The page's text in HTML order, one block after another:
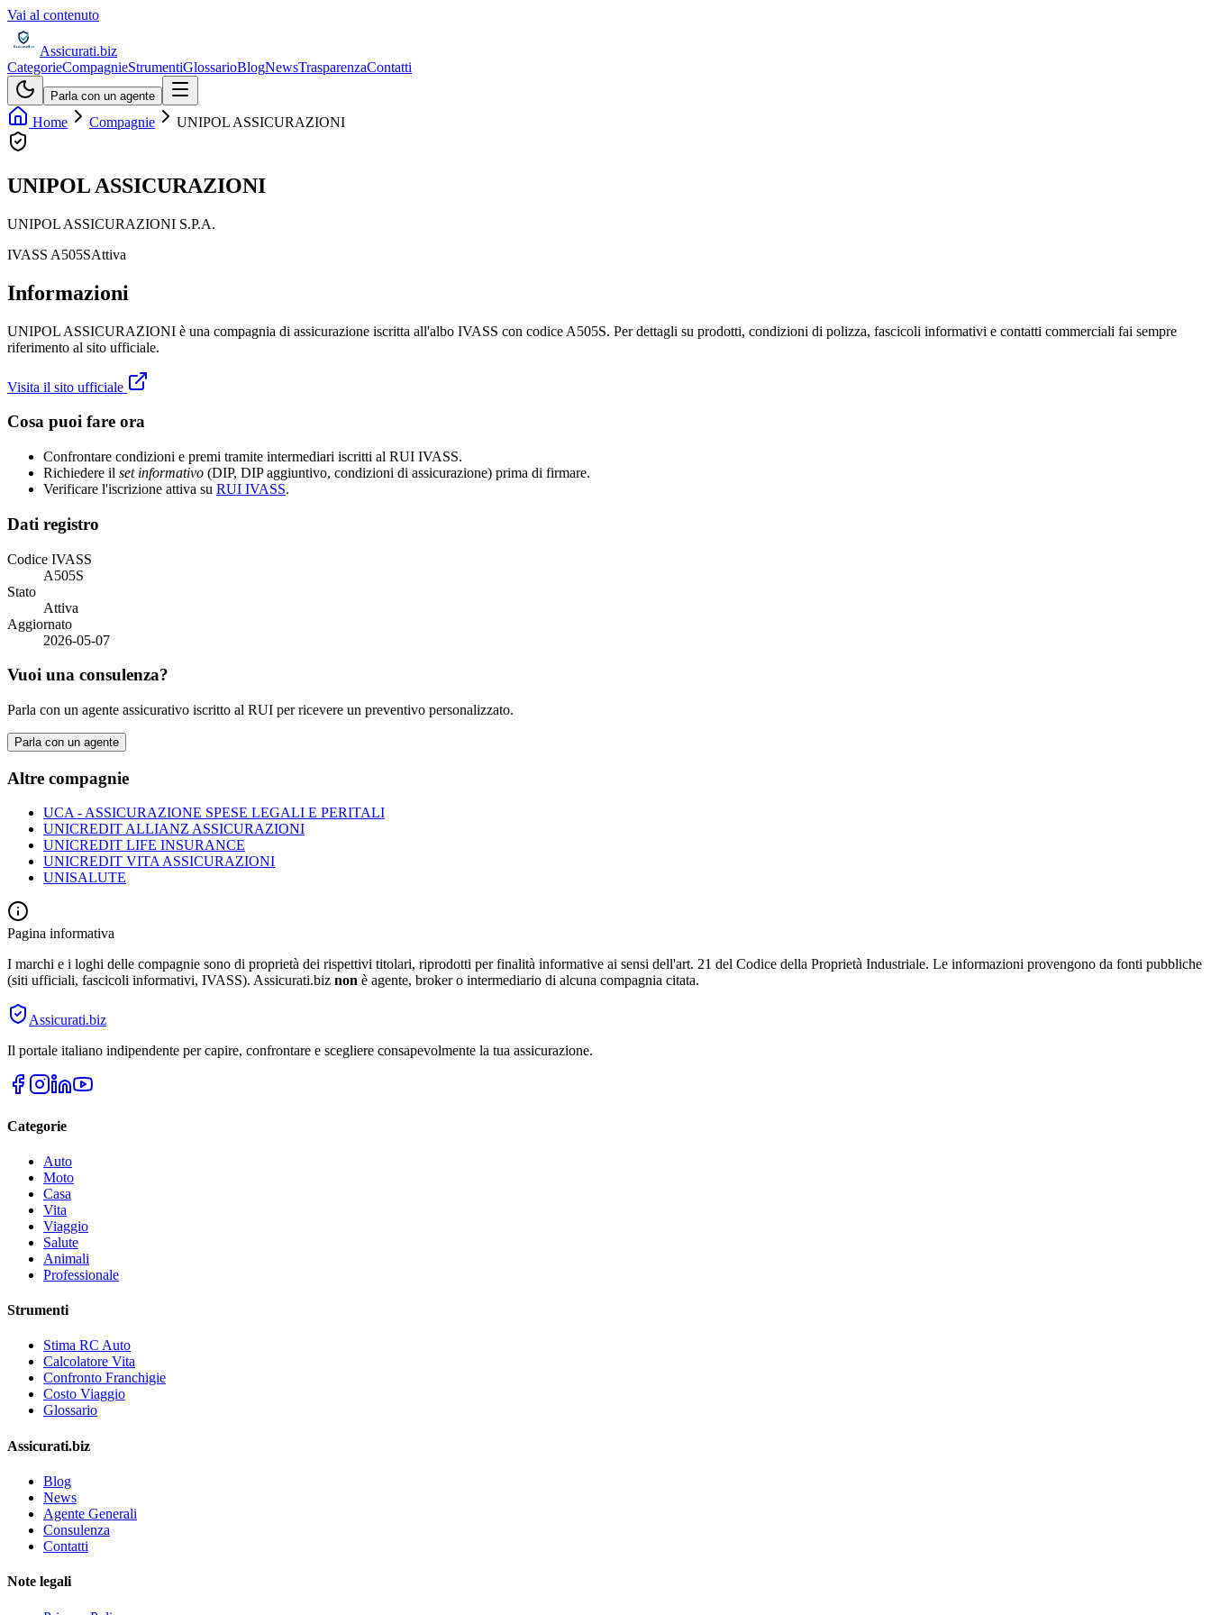
Vai al contenuto
Assicurati.biz
CategorieCompagnieStrumentiGlossarioBlogNewsTrasparenzaContatti
Parla con un agente
Home Compagnie UNIPOL ASSICURAZIONI
UNIPOL ASSICURAZIONI
UNIPOL ASSICURAZIONI S.P.A.
IVASS A505SAttiva
Informazioni
UNIPOL ASSICURAZIONI è una compagnia di assicurazione iscritta all'albo IVASS con codice A505S. Per dettagli su prodotti, condizioni di polizza, fascicoli informativi e contatti commerciali fai sempre
riferimento al sito ufficiale.
Visita il sito ufficiale
Cosa puoi fare ora
Confrontare condizioni e premi tramite intermediari iscritti al RUI IVASS.
Richiedere il set informativo (DIP, DIP aggiuntivo, condizioni di assicurazione) prima di firmare.
Verificare l'iscrizione attiva su RUI IVASS.
Dati registro
Codice IVASS
A505S
Stato
Attiva
Aggiornato
2026-05-07
Vuoi una consulenza?
Parla con un agente assicurativo iscritto al RUI per ricevere un preventivo personalizzato.
Parla con un agente
Altre compagnie
UCA - ASSICURAZIONE SPESE LEGALI E PERITALI
UNICREDIT ALLIANZ ASSICURAZIONI
UNICREDIT LIFE INSURANCE
UNICREDIT VITA ASSICURAZIONI
UNISALUTE
Pagina informativa
I marchi e i loghi delle compagnie sono di proprietà dei rispettivi titolari, riprodotti per finalità informative ai sensi dell'art. 21 del Codice della Proprietà Industriale. Le informazioni provengono da fonti pubbliche
(siti ufficiali, fascicoli informativi, IVASS). Assicurati.biz non è agente, broker o intermediario di alcuna compagnia citata.
Assicurati.biz
Il portale italiano indipendente per capire, confrontare e scegliere consapevolmente la tua assicurazione.
Categorie
Auto
Moto
Casa
Vita
Viaggio
Salute
Animali
Professionale
Strumenti
Stima RC Auto
Calcolatore Vita
Confronto Franchigie
Costo Viaggio
Glossario
Assicurati.biz
Blog
News
Agente Generali
Consulenza
Contatti
Note legali